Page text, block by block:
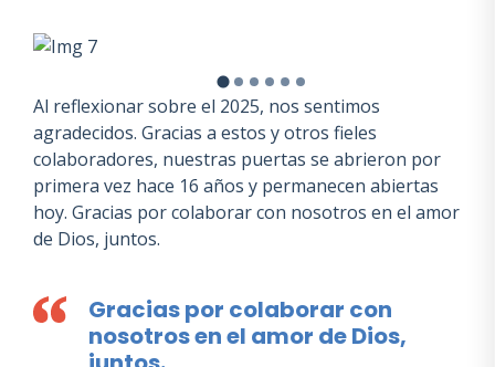
Al reflexionar sobre el 2025, nos sentimos
agradecidos. Gracias a estos y otros fieles
colaboradores, nuestras puertas se abrieron por
primera vez hace 16 años y permanecen abiertas
hoy. Gracias por colaborar con nosotros en el amor
de Dios, juntos.
Gracias por colaborar con
nosotros en el amor de Dios,